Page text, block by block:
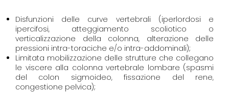
Disfunzioni delle curve vertebrali (iperlordosi e
ipercifosi, atteggiamento scoliotico o
verticalizzazione della colonna, alterazione delle
pressioni intra-toraciche e/o intra-addominali);
Limitata mobilizzazione delle strutture che collegano
le viscere alla colonna vertebrale lombare (spasmi
del colon sigmoideo, fissazione del rene,
congestione pelvica);